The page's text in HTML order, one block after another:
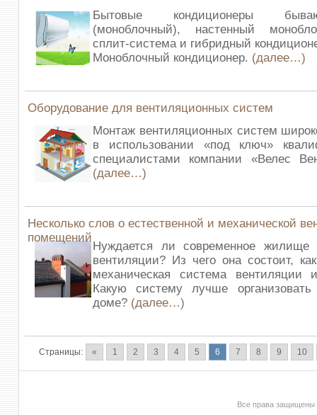
Бытовые кондиционеры
(моноблочный), настенный
сплит-система и гибридный
Моноблочный кондиционер. (далее…)
Оборудование для вентиляционных систем
Монтаж вентиляционных систем
в использовании «под ключ»
специалистами компании «Велес
(далее…)
Несколько слов о естественной и механической
помещений
Нуждается ли современное жилище
вентиляции? Из чего она состоит,
механическая система вентиляции
Какую систему лучше
доме? (далее…)
Страницы: « 1 2 3 4 5 6 7 8 9 10
Все права